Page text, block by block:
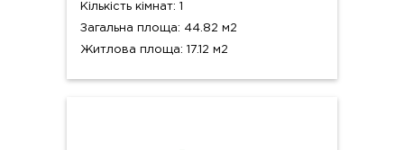
Кількість кімнат: 1
Загальна площа: 44.82 м2
Житлова площа: 17.12 м2